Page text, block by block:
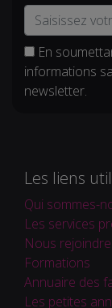
En
informations
newsletter.
Les liens
Qui sommes-
Les services
Nous rejoindre
Formations
Annuaire des
Les petites